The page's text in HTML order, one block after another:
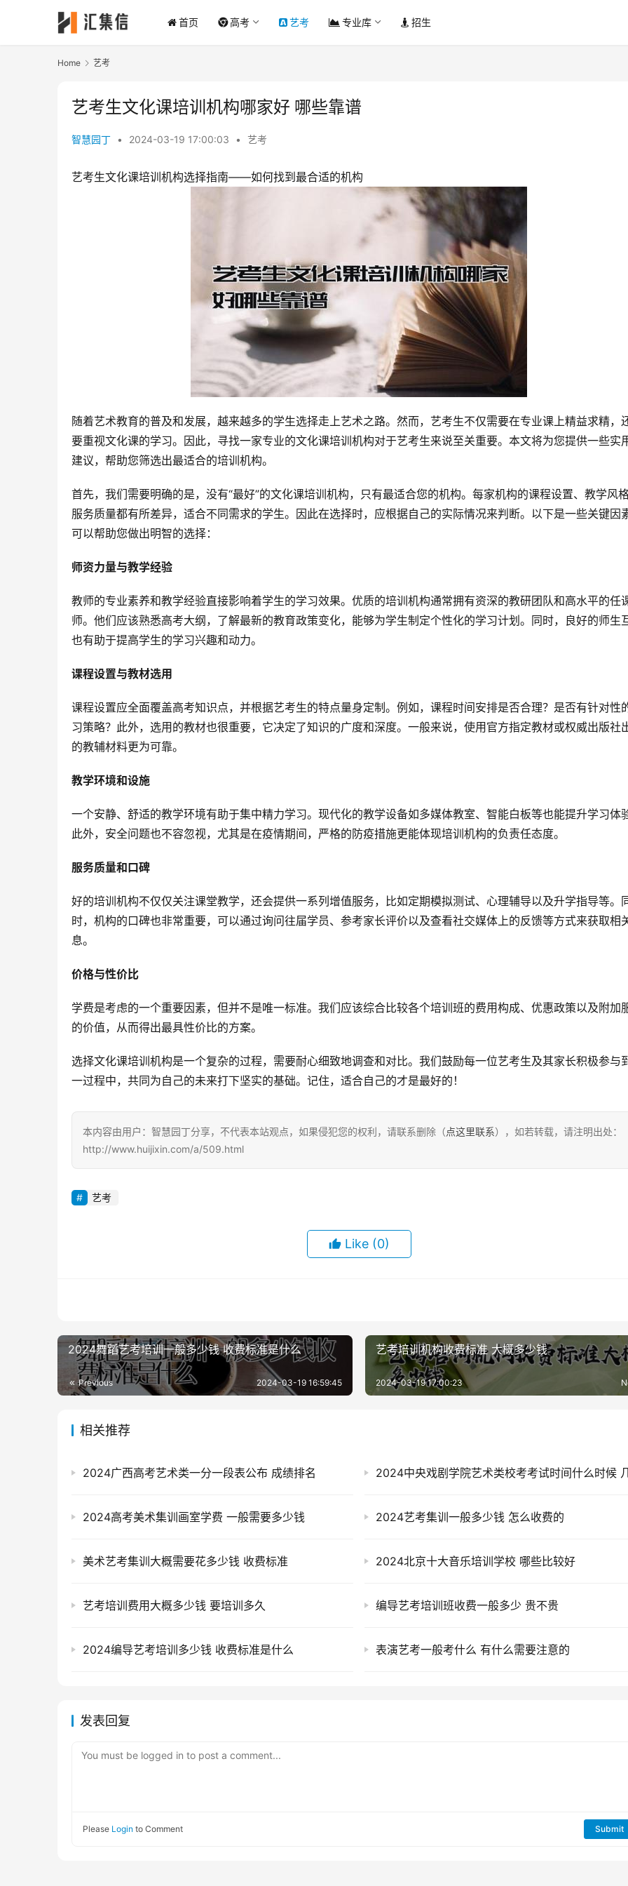
首页 高考 艺考 专业库 招生
Home 艺考
艺考生文化课培训机构哪家好 哪些靠谱
智慧园丁 • 2024-03-19 17:00:03 • 艺考
艺考生文化课培训机构选择指南——如何找到最合适的机构
随着艺术教育的普及和发展，越来越多的学生选择走上艺术之路。然而，艺考生不仅需要在专业课上精益求精，
要重视文化课的学习。因此，寻找一家专业的文化课培训机构对于艺考生来说至关重要。本文将为您提供一些实
建议，帮助您筛选出最适合的培训机构。
首先，我们需要明确的是，没有“最好”的文化课培训机构，只有最适合您的机构。每家机构的课程设置、教学风
服务质量都有所差异，适合不同需求的学生。因此在选择时，应根据自己的实际情况来判断。以下是一些关键因素
可以帮助您做出明智的选择：
师资力量与教学经验
教师的专业素养和教学经验直接影响着学生的学习效果。优质的培训机构通常拥有资深的教研团队和高水平的任
师。他们应该熟悉高考大纲，了解最新的教育政策变化，能够为学生制定个性化的学习计划。同时，良好的师生
也有助于提高学生的学习兴趣和动力。
课程设置与教材选用
课程设置应全面覆盖高考知识点，并根据艺考生的特点量身定制。例如，课程时间安排是否合理？是否有针对性
习策略？此外，选用的教材也很重要，它决定了知识的广度和深度。一般来说，使用官方指定教材或权威出版社
的教辅材料更为可靠。
教学环境和设施
一个安静、舒适的教学环境有助于集中精力学习。现代化的教学设备如多媒体教室、智能白板等也能提升学习体验
此外，安全问题也不容忽视，尤其是在疫情期间，严格的防疫措施更能体现培训机构的负责任态度。
服务质量和口碑
好的培训机构不仅仅关注课堂教学，还会提供一系列增值服务，比如定期模拟测试、心理辅导以及升学指导等。
时，机构的口碑也非常重要，可以通过询问往届学员、参考家长评价以及查看社交媒体上的反馈等方式来获取相
息。
价格与性价比
学费是考虑的一个重要因素，但并不是唯一标准。我们应该综合比较各个培训班的费用构成、优惠政策以及附加
的价值，从而得出最具性价比的方案。
选择文化课培训机构是一个复杂的过程，需要耐心细致地调查和对比。我们鼓励每一位艺考生及其家长积极参与
一过程中，共同为自己的未来打下坚实的基础。记住，适合自己的才是最好的！
本内容由用户：智慧园丁分享，不代表本站观点，如果侵犯您的权利，请联系删除（点这里联系），如若转载，请注明出处：
http://www.huijixin.com/a/509.html
艺考
Like (0)
2024舞蹈艺考培训一般多少钱 收费标准是什么
Previous 2024-03-19 16:59:45
艺考培训机构收费标准 大概多少钱
2024-03-19 17:00:23
相关推荐
2024广西高考艺术类一分一段表公布 成绩排名
2024高考美术集训画室学费 一般需要多少钱 2024艺考集训一般多少钱 怎么收费的
美术艺考集训大概需要花多少钱 收费标准 2024北京十大音乐培训学校 哪些比较好
艺考培训费用大概多少钱 要培训多久 编导艺考培训班收费一般多少 贵不贵
2024编导艺考培训多少钱 收费标准是什么 表演艺考一般考什么 有什么需要注意的
发表回复
You must be logged in to post a comment...
Please Login to Comment Submit